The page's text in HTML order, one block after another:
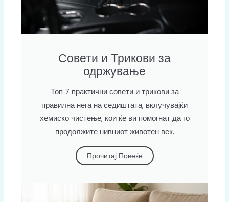
Совети и Трикови за
одржување
Топ 7 практични совети и трикови за
правилна нега на седиштата, вклучувајќи
хемиско чистење, кои ќе ви помогнат да го
продолжите нивниот животен век.
Прочитај Повеќе